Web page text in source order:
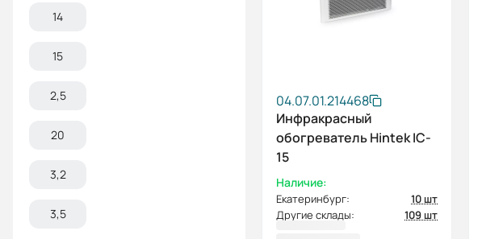
14
15
2,5
20
3,2
3,5
04.07.01.214468
Инфракрасный
обогреватель Hintek IC-
15
Наличие:
Екатеринбург:
10 шт
Другие склады:
109 шт